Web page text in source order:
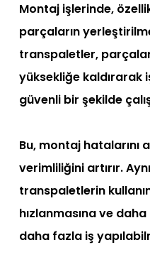
Montaj işlerinde,
parçaların
transpaletler,
yüksekliğe kaldırarak
güvenli bir şekilde
Bu, montaj hatalarını
verimliliğini artırır.
transpaletlerin
hızlanmasına ve
daha fazla iş